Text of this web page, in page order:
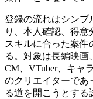
登録の流れはシンプ
り、本人確認、得意
スキルに合った案件
る。対象は長編映画
CM、VTuber、キャ
のクリエイターであ
る道を開こうとする